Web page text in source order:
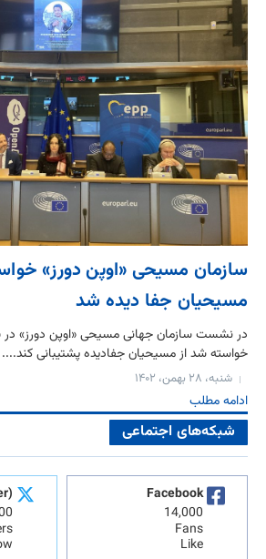
سازمان مسیحی «اوپن دورز»
مسیحیان جفا دیده شد
در نشست سازمان جهانی مسیحی «اوپن دورز» در
خواسته شد از مسیحیان جفادیده پشتیبانی کند....
شنبه، ۲۸ بهمن، ۱۴۰۲
ادامه مطلب
شبکه‌های اجتماعی
Facebook
14,000
Fans
Like